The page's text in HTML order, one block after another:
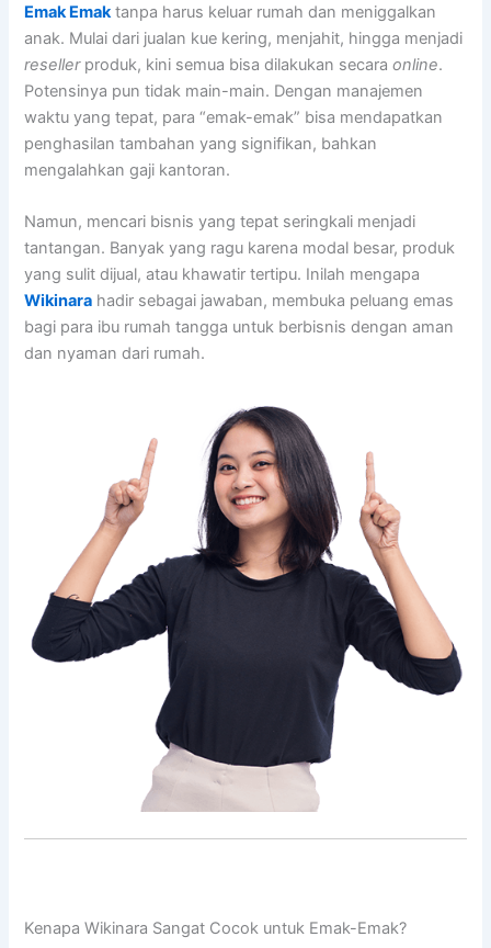
Emak Emaktanpa harus keluar rumah dan meniggalkan
anak. Mulai dari jualan kue kering, menjahit, hingga menjadi
resellerproduk, kini semua bisa dilakukan secaraonline.
Potensinya pun tidak main-main. Dengan manajemen
waktu yang tepat, para “emak-emak” bisa mendapatkan
penghasilan tambahan yang signifikan, bahkan
mengalahkan gaji kantoran.
Namun, mencari bisnis yang tepat seringkali menjadi
tantangan. Banyak yang ragu karena modal besar, produk
yang sulit dijual, atau khawatir tertipu. Inilah mengapa
Wikinara hadir sebagai jawaban, membuka peluang emas
bagi para ibu rumah tangga untuk berbisnis dengan aman
dan nyaman dari rumah.
Kenapa Wikinara Sangat Cocok untuk Emak-Emak?